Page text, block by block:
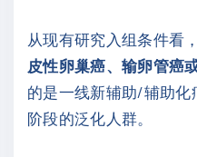
从现有研究入组条件看
皮性卵巢癌、输卵管癌
的是一线新辅助/辅助
阶段的泛化人群。